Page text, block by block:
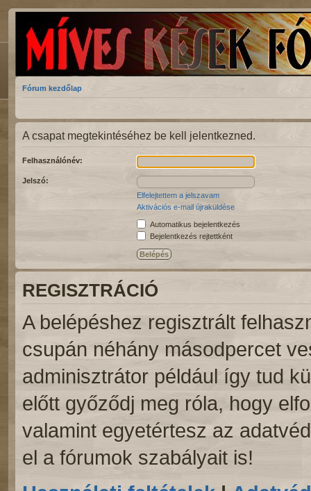
Fórum kezdőlap
A csapat megtekintéséhez be kell jelentkezned.
Felhasználónév:
Jelszó:
Elfelejtettem a jelszavam
Aktivációs e-mail újraküldése
Automatikus bejelentkezés
Bejelentkezés rejtettként
REGISZTRÁCIÓ
A belépéshez regisztrált
csupán néhány másodpercet
adminisztrátor például így tud
előtt győződj meg róla, hogy
valamint egyetértesz az
el a fórumok szabályait is!